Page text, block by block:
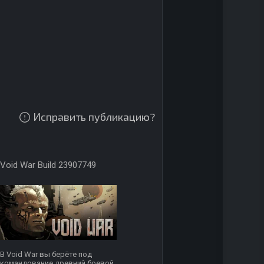
Исправить публикацию?
Void War Build 23907749
В Void War вы берёте под